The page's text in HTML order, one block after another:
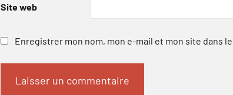
Site web
Enregistrer mon nom, mon e-mail et mon site dans